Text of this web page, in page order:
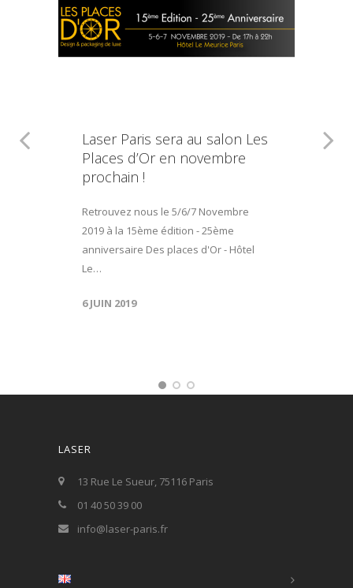
Laser Paris sera au salon Les
Places d’Or en novembre
prochain !
Retrouvez nous le 5/6/7 Novembre
2019 à la 15ème édition - 25ème
anniversaire Des places d'Or - Hôtel
Le…
6 JUIN 2019
LASER
13 Rue Le Sueur, 75116 Paris
01 40 50 39 00
info@laser-paris.fr